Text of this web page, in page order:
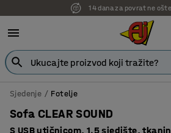
14 dana za povrat ne
Sjedenje Fotelje
Sofa CLEAR SOUND
S USB utičnicom, 1.5 sjedište,